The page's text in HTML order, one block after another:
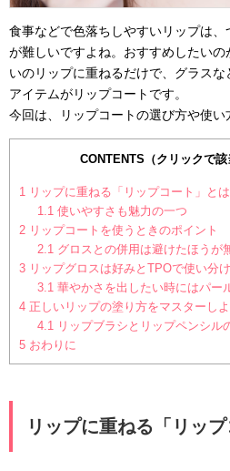
食事などで色落ちしやすいリップは
が難しいですよね。おすすめしたい
いのリップに重ねるだけで、グラス
アイテムがリップコートです。
今回は、リップコートの選び方や使い
CONTENTS（クリックで該
1 リップに重ねる「リップコート」とは
1.1使いやすさも魅力の一つ
2 リップコートを使うときのポイント
2.1グロスとの併用は避けたほうが
3 リップグロスは好みとTPOで使い分
3.1華やかさを出したい時にはパー
4 正しいリップの塗り方をマスターしよ
4.1リップブラシとリップペンシル
5 おわりに
リップに重ねる「リッ